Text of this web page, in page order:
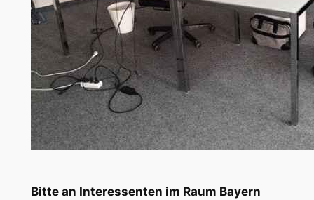
Bitte an Interessenten im Raum Bayern